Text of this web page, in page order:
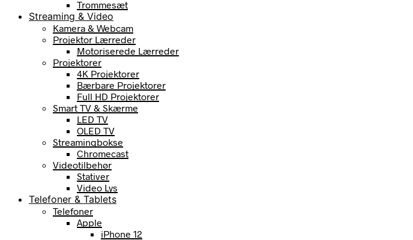
Trommesæt
Streaming & Video
Kamera & Webcam
Projektor Lærreder
Motoriserede Lærreder
Projektorer
4K Projektorer
Bærbare Projektorer
Full HD Projektorer
Smart TV & Skærme
LED TV
OLED TV
Streamingbokse
Chromecast
Videotilbehør
Stativer
Video Lys
Telefoner & Tablets
Telefoner
Apple
iPhone 12